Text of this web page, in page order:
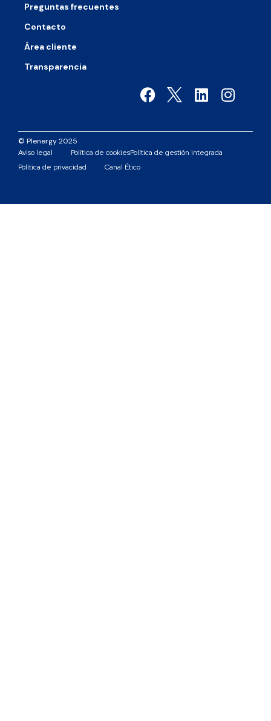
Preguntas frecuentes
Contacto
Área cliente
Transparencia
© Plenergy 2025
Aviso legal
Política de cookiesPolítica de gestión integrada
Política de privacidad
Canal Ético